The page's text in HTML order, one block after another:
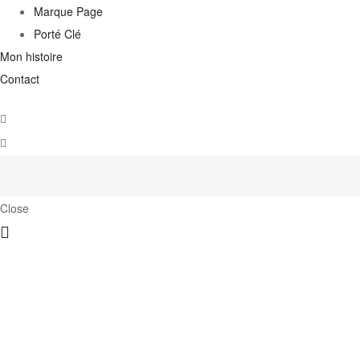
Marque Page
Porté Clé
Mon histoire
Contact
Close